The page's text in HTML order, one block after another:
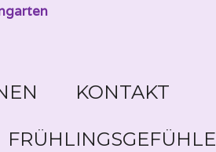
KONTAKT
FRÜHLINGSGEFÜHLE